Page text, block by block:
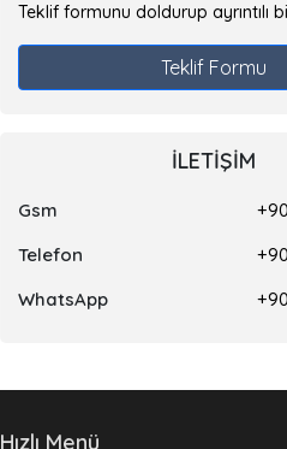
Teklif formunu doldurup ayrıntılı
Teklif Formu
İLETIŞIM
Gsm
Telefon
WhatsApp
Hızlı Menü